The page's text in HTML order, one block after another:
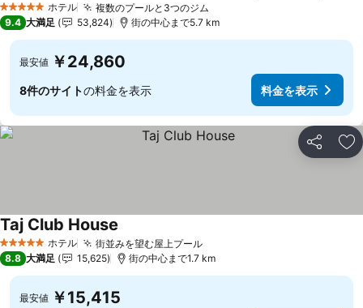
5 ホテルのランク
ホテル 複数のプールと3つのジム
9.4 大満足 53,824 街の中心まで5.7 km
最安値 ￥24,860
8件のサイトの料金を表示 料金を表示
シェア お
5 ホテルのランク
ホテル 街並みを望む屋上プール
Taj Club House
8.8 大満足 15,625 街の中心まで1.7 km
最安値 ￥15,415